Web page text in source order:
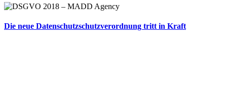
Die neue Datenschutzschutzverordnung tritt in Kraft